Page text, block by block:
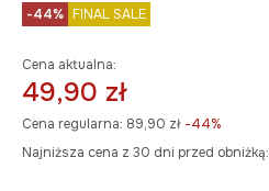
-44% FINAL SALE
Cena aktualna:
49,90 zł
Cena regularna: 89,90 zł -44%
Najniższa cena z 30 dni przed obniżką: